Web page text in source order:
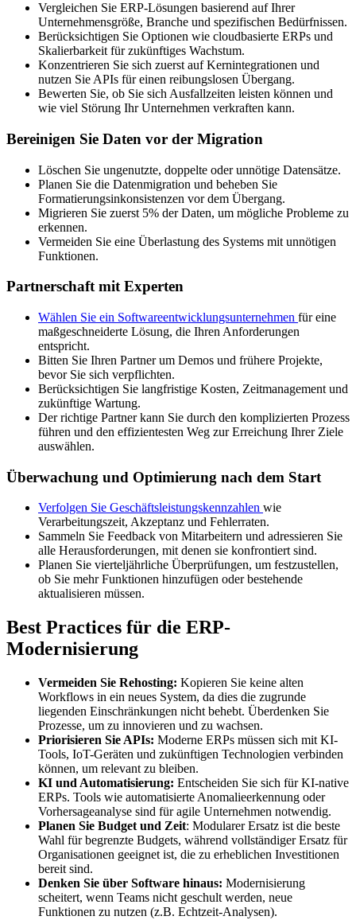
Vergleichen Sie ERP-Lösungen basierend auf Ihrer
Unternehmensgröße, Branche und spezifischen Bedürfnissen.
Berücksichtigen Sie Optionen wie cloudbasierte ERPs und
Skalierbarkeit für zukünftiges Wachstum.
Konzentrieren Sie sich zuerst auf Kernintegrationen und
nutzen Sie APIs für einen reibungslosen Übergang.
Bewerten Sie, ob Sie sich Ausfallzeiten leisten können und
wie viel Störung Ihr Unternehmen verkraften kann.
Bereinigen Sie Daten vor der Migration
Löschen Sie ungenutzte, doppelte oder unnötige Datensätze.
Planen Sie die Datenmigration und beheben Sie
Formatierungsinkonsistenzen vor dem Übergang.
Migrieren Sie zuerst 5% der Daten, um mögliche Probleme zu
erkennen.
Vermeiden Sie eine Überlastung des Systems mit unnötigen
Funktionen.
Partnerschaft mit Experten
Wählen Sie ein Softwareentwicklungsunternehmen für eine
maßgeschneiderte Lösung, die Ihren Anforderungen
entspricht.
Bitten Sie Ihren Partner um Demos und frühere Projekte,
bevor Sie sich verpflichten.
Berücksichtigen Sie langfristige Kosten, Zeitmanagement und
zukünftige Wartung.
Der richtige Partner kann Sie durch den komplizierten Prozess
führen und den effizientesten Weg zur Erreichung Ihrer Ziele
auswählen.
Überwachung und Optimierung nach dem Start
Verfolgen Sie Geschäftsleistungskennzahlen wie
Verarbeitungszeit, Akzeptanz und Fehlerraten.
Sammeln Sie Feedback von Mitarbeitern und adressieren Sie
alle Herausforderungen, mit denen sie konfrontiert sind.
Planen Sie vierteljährliche Überprüfungen, um festzustellen,
ob Sie mehr Funktionen hinzufügen oder bestehende
aktualisieren müssen.
Best Practices für die ERP-
Modernisierung
Vermeiden Sie Rehosting: Kopieren Sie keine alten
Workflows in ein neues System, da dies die zugrunde
liegenden Einschränkungen nicht behebt. Überdenken Sie
Prozesse, um zu innovieren und zu wachsen.
Priorisieren Sie APIs: Moderne ERPs müssen sich mit KI-
Tools, IoT-Geräten und zukünftigen Technologien verbinden
können, um relevant zu bleiben.
KI und Automatisierung: Entscheiden Sie sich für KI-native
ERPs. Tools wie automatisierte Anomalieerkennung oder
Vorhersageanalyse sind für agile Unternehmen notwendig.
Planen Sie Budget und Zeit: Modularer Ersatz ist die beste
Wahl für begrenzte Budgets, während vollständiger Ersatz für
Organisationen geeignet ist, die zu erheblichen Investitionen
bereit sind.
Denken Sie über Software hinaus: Modernisierung
scheitert, wenn Teams nicht geschult werden, neue
Funktionen zu nutzen (z.B. Echtzeit-Analysen).